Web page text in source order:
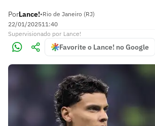
PorLance!•Rio de Janeiro (RJ)
22/01/202511:40
Supervisionado por Lance!
Favorite o Lance! no Google